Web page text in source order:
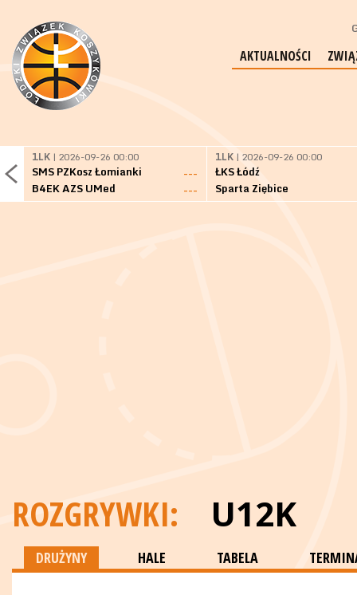
AKTUALNOŚCI
1LK | 2026-09-26 00:00
SMS PZKosz Łomianki
---
B4EK AZS UMed
---
1LK | 2026-09-26 00:00
ŁKS Łódź
Sparta Ziębice
ROZGRYWKI: U12K
DRUŻYNY HALE TABELA